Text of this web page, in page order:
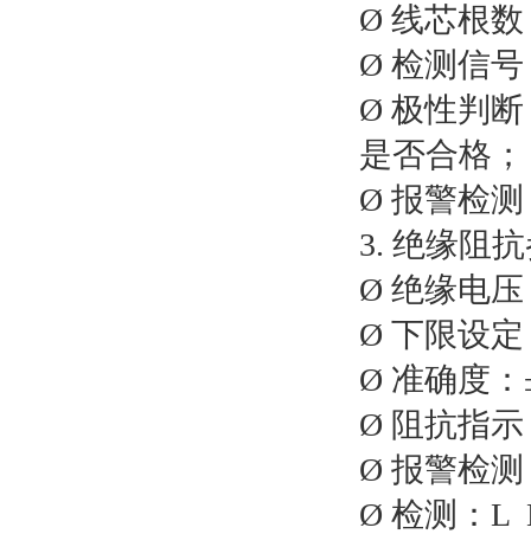
Ø 线芯根
Ø 检测信号
Ø 极性判
是否合格；
Ø 报警检
3. 绝缘阻
Ø 绝缘电压
Ø 下限设
Ø 准确度：
Ø 阻抗指
Ø 报警检
Ø 检测：L